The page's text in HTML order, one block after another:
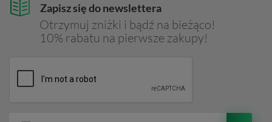
Zapisz się do newslettera
Otrzymuj zniżki i bądź na bieżąco!
10% rabatu na pierwsze zakupy!